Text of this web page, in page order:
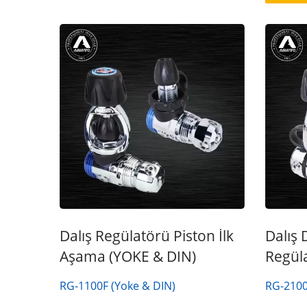
Dalış Regülatörü Piston İlk
Aşama (YOKE & DIN)
RG-1100F (Yoke & DIN)
Dalış
RG-
Seri Guardian Hava Filtresi
Nem Sistemi